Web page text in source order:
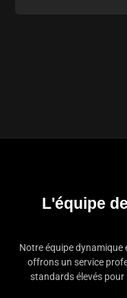
L'équipe
Notre équipe dynamique
offrons un service
standards élevés